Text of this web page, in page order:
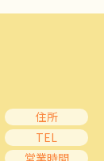
住所
TEL